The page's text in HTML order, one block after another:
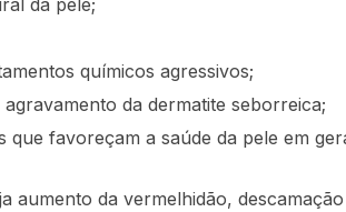
da pele;
químicos agressivos;
da dermatite seborreica;
que favoreçam a saúde da pele em
aumento da vermelhidão,